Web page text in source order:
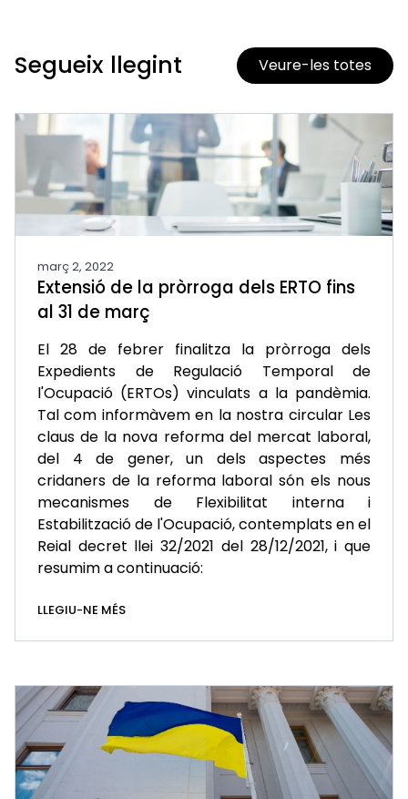
Segueix llegint Veure-les totes
març 2, 2022
Extensió de la pròrroga dels ERTO fins
al 31 de març
El 28 de febrer finalitza la pròrroga dels
Expedients de Regulació Temporal de
l'Ocupació (ERTOs) vinculats a la pandèmia.
Tal com informàvem en la nostra circular Les
claus de la nova reforma del mercat laboral,
del 4 de gener, un dels aspectes més
cridaners de la reforma laboral són els nous
mecanismes de Flexibilitat interna i
Estabilització de l'Ocupació, contemplats en el
Reial decret llei 32/2021 del 28/12/2021, i que
resumim a continuació:
LLEGIU-NE MÉS